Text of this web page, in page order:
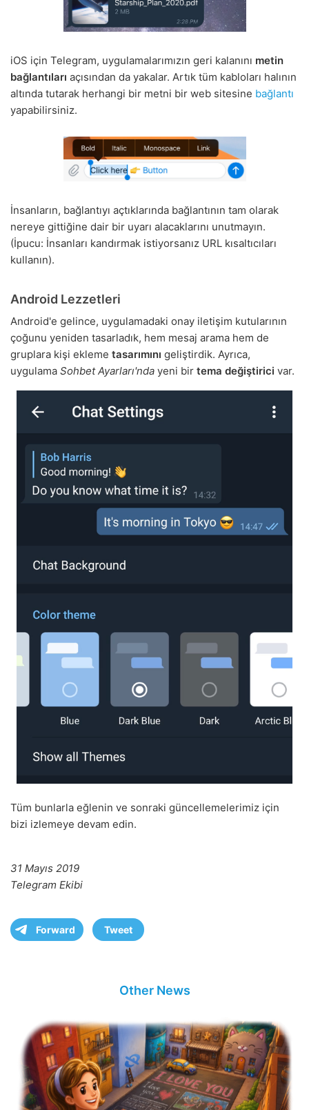
iOS için Telegram, uygulamalarımızın geri kalanını metin
bağlantıları açısından da yakalar. Artık tüm kabloları halının
altında tutarak herhangi bir metni bir web sitesine bağlantı
yapabilirsiniz.
İnsanların, bağlantıyı açtıklarında bağlantının tam olarak
nereye gittiğine dair bir uyarı alacaklarını unutmayın.
(İpucu: İnsanları kandırmak istiyorsanız URL kısaltıcıları
kullanın).
Android Lezzetleri
Android'e gelince, uygulamadaki onay iletişim kutularının
çoğunu yeniden tasarladık, hem mesaj arama hem de
gruplara kişi ekleme tasarımını geliştirdik. Ayrıca,
uygulama Sohbet Ayarları'nda yeni bir tema değiştirici var.
Tüm bunlarla eğlenin ve sonraki güncellemelerimiz için
bizi izlemeye devam edin.
31 Mayıs 2019
Telegram Ekibi
Forward Tweet
Other News